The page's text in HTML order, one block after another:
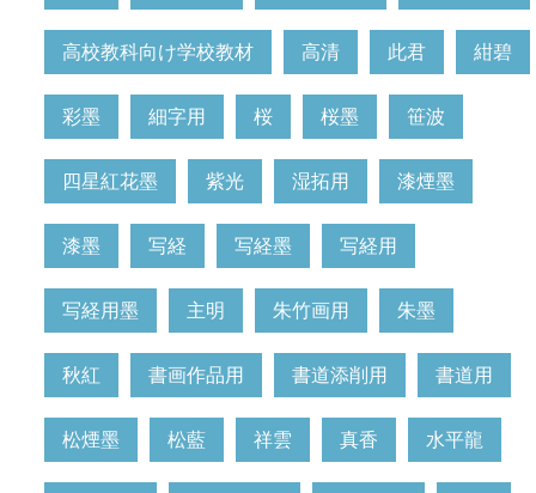
高校教科向け学校教材 高清 此君 紺碧
彩墨 細字用 桜 桜墨 笹波
四星紅花墨 紫光 湿拓用 漆煙墨
漆墨 写経 写経墨 写経用
写経用墨 主明 朱竹画用 朱墨
秋紅 書画作品用 書道添削用 書道用
松煙墨 松藍 祥雲 真香 水平龍